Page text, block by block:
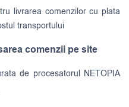
livrarea comenzilor cu plata
transportului
comenzii pe site
de procesatorul NETOPIA